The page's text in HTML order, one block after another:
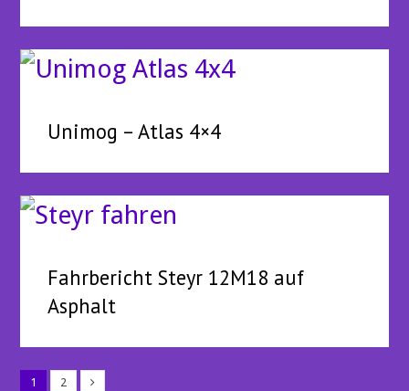
Unimog – Atlas 4×4
Fahrbericht Steyr 12M18 auf
Asphalt
1 2